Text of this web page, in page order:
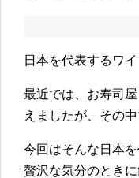
日本を代表するワ
最近では、お寿司
えましたが、その
今回はそんな日本
贅沢な気分のとき